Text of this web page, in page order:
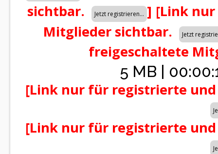
sichtbar.
] [Link
Mitglieder sichtbar.
freigeschaltete
5 MB |
[Link nur für registrierte
[Link nur für registrierte